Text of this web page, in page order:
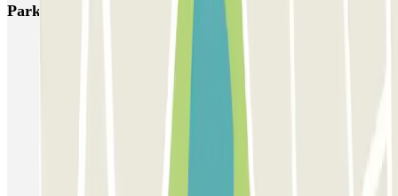
Parking Alicante - Valet - descubierto
Parking aeropuerto Alicante low cost | Reserva al mejor precio
Parking Puerto Alicante | Tarifas y Reservas | Parclick
Parkings cercanos al castillo de Santa Bárbara
Parking Palacio de Congresos Elche